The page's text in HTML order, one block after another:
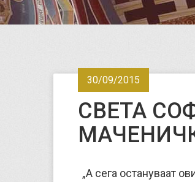
30/09/2015
СВЕТА
„А сега остануваат